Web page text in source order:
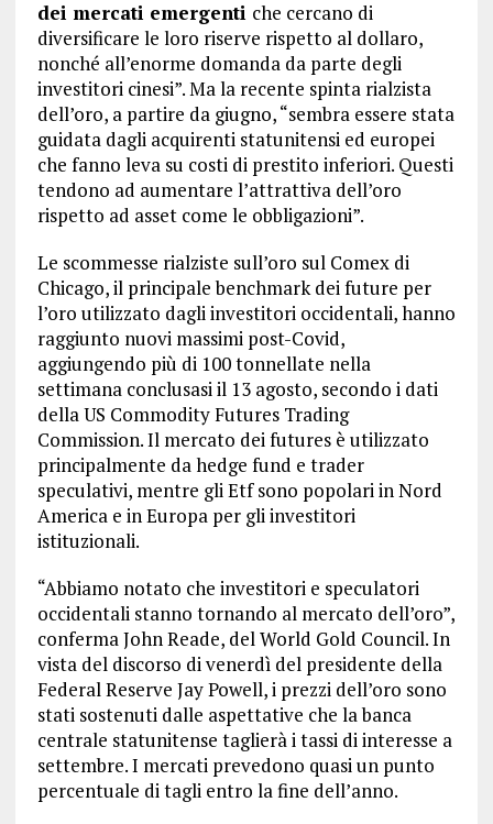
dei mercati emergenti che cercano di
diversificare le loro riserve rispetto al dollaro,
nonché all’enorme domanda da parte degli
investitori cinesi”. Ma la recente spinta rialzista
dell’oro, a partire da giugno, “sembra essere stata
guidata dagli acquirenti statunitensi ed europei
che fanno leva su costi di prestito inferiori. Questi
tendono ad aumentare l’attrattiva dell’oro
rispetto ad asset come le obbligazioni”.
Le scommesse rialziste sull’oro sul Comex di
Chicago, il principale benchmark dei future per
l’oro utilizzato dagli investitori occidentali, hanno
raggiunto nuovi massimi post-Covid,
aggiungendo più di 100 tonnellate nella
settimana conclusasi il 13 agosto, secondo i dati
della US Commodity Futures Trading
Commission. Il mercato dei futures è utilizzato
principalmente da hedge fund e trader
speculativi, mentre gli Etf sono popolari in Nord
America e in Europa per gli investitori
istituzionali.
“Abbiamo notato che investitori e speculatori
occidentali stanno tornando al mercato dell’oro”,
conferma John Reade, del World Gold Council. In
vista del discorso di venerdì del presidente della
Federal Reserve Jay Powell, i prezzi dell’oro sono
stati sostenuti dalle aspettative che la banca
centrale statunitense taglierà i tassi di interesse a
settembre. I mercati prevedono quasi un punto
percentuale di tagli entro la fine dell’anno.